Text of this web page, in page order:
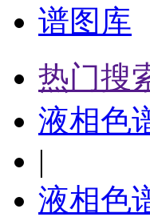
谱图库
热门搜
液相色
|
液相色